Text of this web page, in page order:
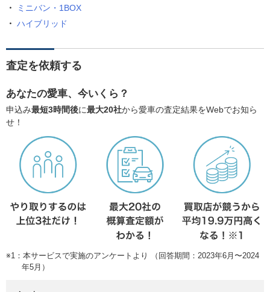
ミニバン・1BOX
ハイブリッド
査定を依頼する
あなたの愛車、今いくら？
申込み最短3時間後に最大20社から愛車の査定結果をWebでお知ら
せ！
※1：本サービスで実施のアンケートより （回答期間：2023年6月〜2024
年5月）